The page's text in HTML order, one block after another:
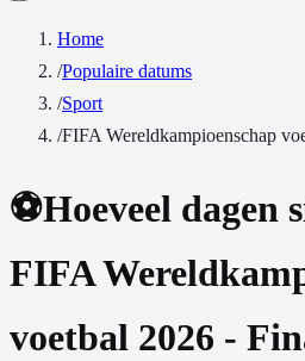
Home
/Populaire datums
/Sport
/FIFA Wereldkampioenschap
⚽Hoeveel dagen
FIFA
voetbal 2026 -